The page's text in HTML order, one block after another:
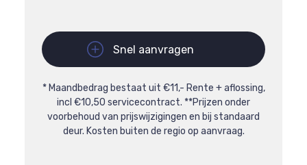
Snel aanvragen
* Maandbedrag bestaat uit €11,- Rente + aflossing,
incl €10,50 servicecontract. **Prijzen onder
voorbehoud van prijswijzigingen en bij standaard
deur. Kosten buiten de regio op aanvraag.